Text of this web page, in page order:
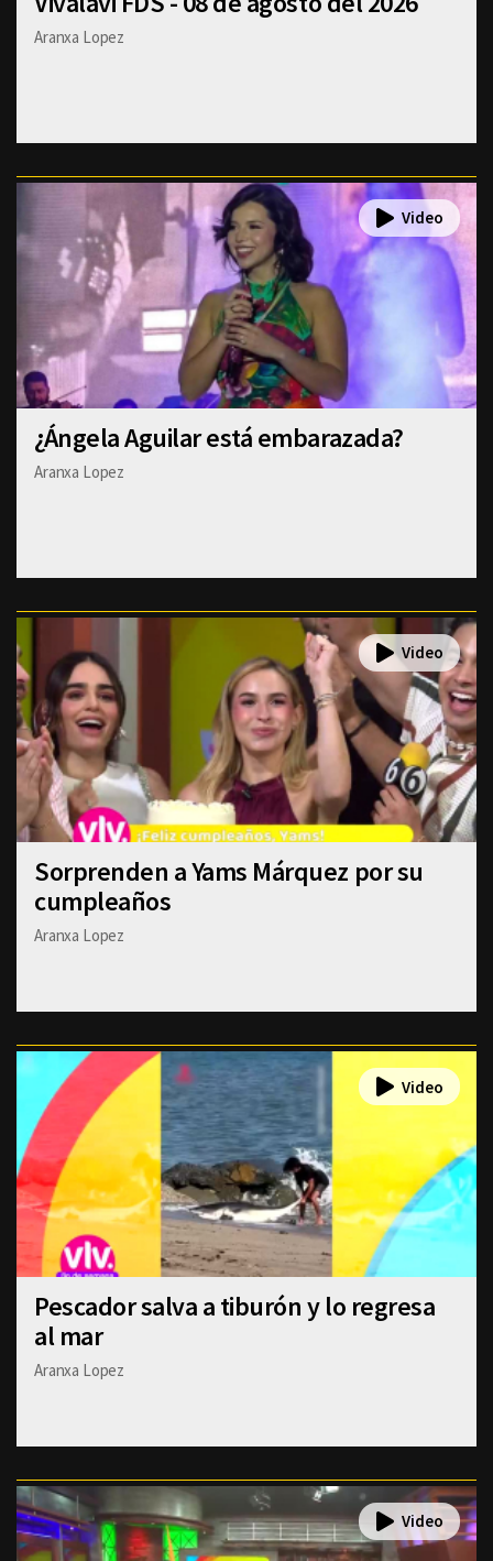
Aranxa Lopez
¿Ángela Aguilar está embarazada?
Aranxa Lopez
Sorprenden a Yams Márquez por su
cumpleaños
Aranxa Lopez
Pescador salva a tiburón y lo regresa
al mar
Aranxa Lopez